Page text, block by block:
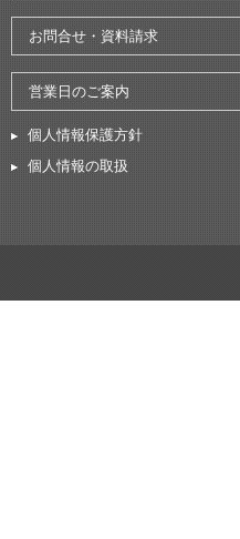
お問合せ・資料請求
営業日のご案内
個人情報保護方針
個人情報の取扱